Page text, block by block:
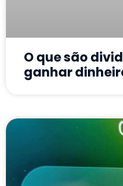
O que são
ganhar